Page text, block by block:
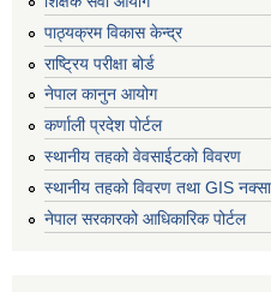
पाठ्यक्रम विकास केन्द्र
राष्ट्रिय परीक्षा बोर्ड
नेपाल कानुन आयोग
कर्णाली प्रदेश पोर्टल
स्थानीय तहको वेवसाईटको विवरण
स्थानीय तहको विवरण तथा GIS नक्सा
नेपाल सरकारको आधिकारिक पोर्टल